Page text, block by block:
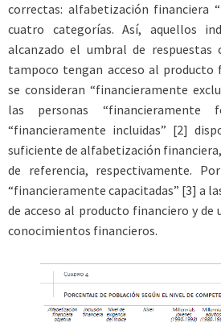
correctas: alfabetización financiera
cuatro categorías. Así, aquellos
alcanzado el umbral de respuestas
tampoco tengan acceso al producto
se consideran “financieramente
las personas
“financieramente incluidas” [2]
suficiente de alfabetización
de referencia, respectivamente.
“financieramente capacitadas” [3] a
de acceso al producto financiero y de
conocimientos financieros.